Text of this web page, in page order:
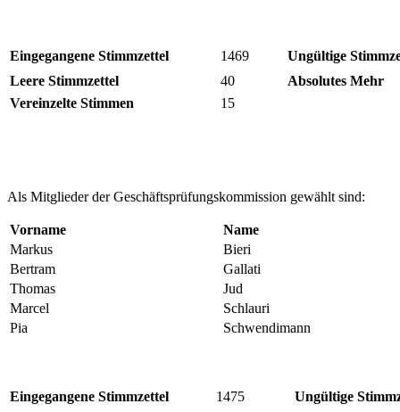
Eingegangene Stimmzettel 1469
Ungültige
Leere Stimmzettel
40
Absolutes Mehr
Vereinzelte Stimmen
15
Als Mitglieder der Geschäftsprüfungskommission gewählt sind:
Vorname
Name
Markus
Bieri
Bertram
Gallati
Thomas
Jud
Marcel
Schlauri
Pia
Schwendimann
Eingegangene Stimmzettel 1475
Ungültige